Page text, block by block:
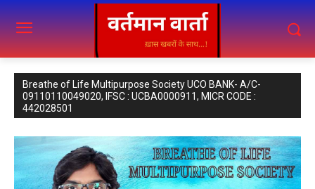
Breathe of Life Multipurpose Society UCO BANK- A/C-
09110110049020, IFSC : UCBA0000911, MICR CODE :
442028501